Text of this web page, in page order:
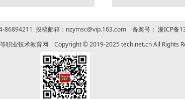
86894211 投稿邮箱：nzymsc@vip.163.com 备案号： 浙ICP备
职业技术教育网 Copyright © 2019-2025 tech.net.cn All Rights